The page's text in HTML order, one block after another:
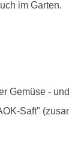
im Garten.
Gemüse -
Saft"